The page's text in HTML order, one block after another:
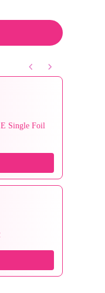
or scroll
Single Foil